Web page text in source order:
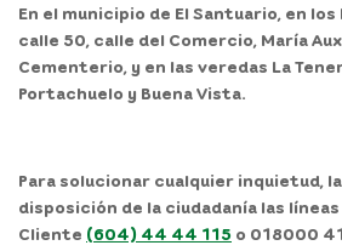
En el municipio de El Santuario, en los
calle 50, calle del Comercio, María
Cementerio, y en las veredas La
Portachuelo y Buena Vista.
Para solucionar cualquier inquietud,
disposición de la ciudadanía las
Cliente (604) 44 44 115 o 018000